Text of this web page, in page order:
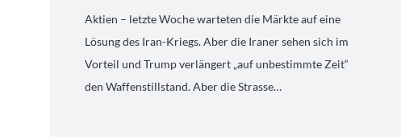
Aktien – letzte Woche warteten die Märkte auf eine
Lösung des Iran-Kriegs. Aber die Iraner sehen sich im
Vorteil und Trump verlängert „auf unbestimmte Zeit“
den Waffenstillstand. Aber die Strasse…